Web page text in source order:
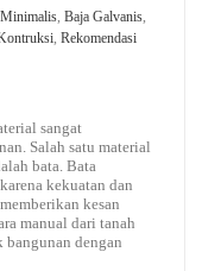
Baja Galvanis
Rekomendasi
sangat
Salah satu material
bata. Bata
kekuatan dan
kesan
manual dari tanah
dengan